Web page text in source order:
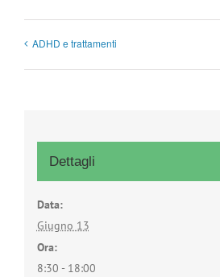
ADHD e trattamenti
Dettagli
Data:
Giugno 13
Ora:
8:30 - 18:00